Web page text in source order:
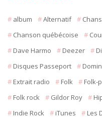
album Alternatif
Chanson québécoise
Dave Harmo
Deezer
Disques Passeport
Extrait radio
Folk Folk-
Folk rock
Gildor Roy
Indie Rock
iTunes Les